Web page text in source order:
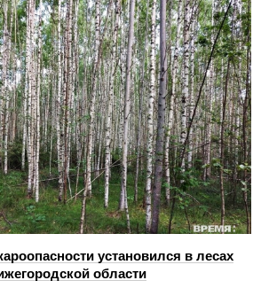
установился в лесах
области